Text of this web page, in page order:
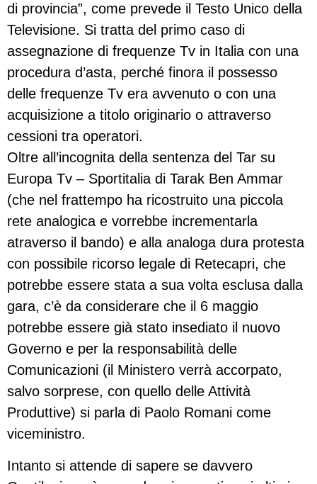
di provincia”, come prevede il Testo Unico della
Televisione. Si tratta del primo caso di
assegnazione di frequenze Tv in Italia con una
procedura d’asta, perché finora il possesso
delle frequenze Tv era avvenuto o con una
acquisizione a titolo originario o attraverso
cessioni tra operatori.
Oltre all’incognita della sentenza del Tar su
Europa Tv – Sportitalia di Tarak Ben Ammar
(che nel frattempo ha ricostruito una piccola
rete analogica e vorrebbe incrementarla
atraverso il bando) e alla analoga dura protesta
con possibile ricorso legale di Retecapri, che
potrebbe essere stata a sua volta esclusa dalla
gara, c’è da considerare che il 6 maggio
potrebbe essere già stato insediato il nuovo
Governo e per la responsabilità delle
Comunicazioni (il Ministero verrà accorpato,
salvo sorprese, con quello delle Attività
Produttive) si parla di Paolo Romani come
viceministro.
Intanto si attende di sapere se davvero